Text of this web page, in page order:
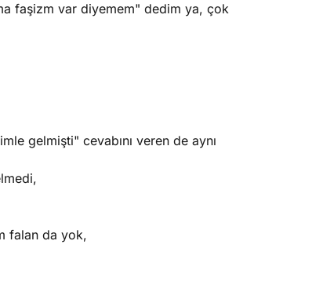
faşizm var diyemem" dedim ya, çok
gelmişti" cevabını veren de aynı
falan da yok,